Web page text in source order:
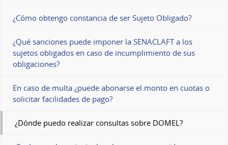
¿Cómo obtengo constancia de ser Sujeto Obligado?
¿Qué sanciones puede imponer la SENACLAFT a los
sujetos obligados en caso de incumplimiento de sus
obligaciones?
En caso de multa ¿puede abonarse el monto en cuotas o
solicitar facilidades de pago?
¿Dónde puedo realizar consultas sobre DOMEL?